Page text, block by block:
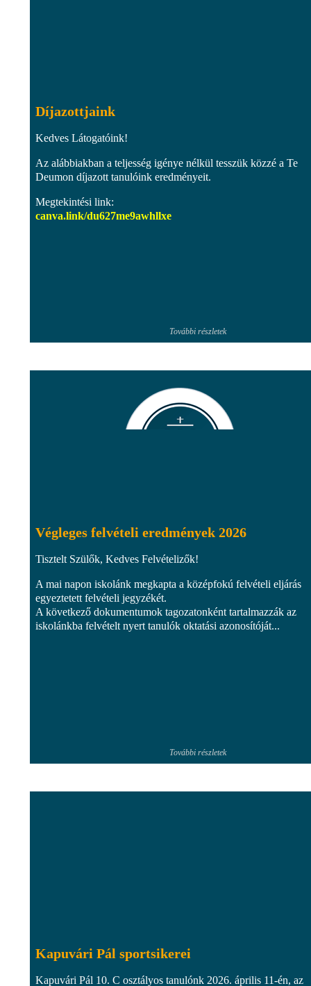
Díjazottjaink
Kedves Látogatóink!
Az alábbiakban a teljesség igénye nélkül tesszük közzé a Te
Deumon díjazott tanulóink eredményeit.
Megtekintési link:
canva.link/du627me9awhllxe
További részletek
Végleges felvételi eredmények 2026
Tisztelt Szülők, Kedves Felvételizők!
A mai napon iskolánk megkapta a középfokú felvételi eljárás
egyeztetett felvételi jegyzékét.
A következő dokumentumok tagozatonként tartalmazzák az
iskolánkba felvételt nyert tanulók oktatási azonosítóját...
További részletek
Kapuvári Pál sportsikerei
Kapuvári Pál 10. C osztályos tanulónk 2026. április 11-én, az